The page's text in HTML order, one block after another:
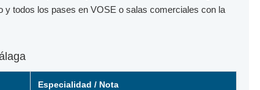
y todos los pases en VOSE o salas comerciales con la
Especialidad / Nota